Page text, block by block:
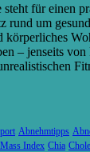
für einen
rund um
körperliches
– jenseits
Abnehmtipps
Index Chia